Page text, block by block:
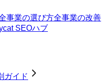
事業の選び方全事業の改善
SEOハブ
ガイド